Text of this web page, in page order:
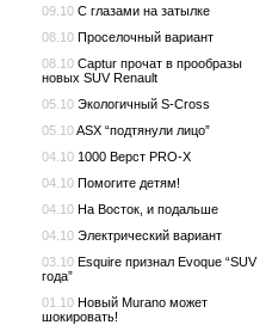
09.10 С глазами на затылке
08.10 Проселочный вариант
08.10 Captur прочат в прообразы
новых SUV Renault
05.10 Экологичный S-Cross
05.10ASX “подтянули лицо”
04.10 1000 Верст PRO-X
04.10 Помогите детям!
04.10 На Восток, и подальше
04.10 Электрический вариант
03.10 Esquire признал Evoque “SUV
года”
01.10 Новый Murano может
шокировать!